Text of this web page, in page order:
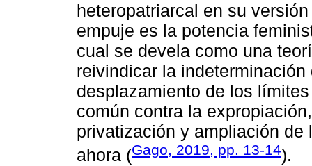
heteropatriarcal en su
empuje es la potencia
cual se devela como una
reivindicar la
desplazamiento de los
común contra la
privatización y ampliación
ahora (Gago, 2019, pp. 13-14).